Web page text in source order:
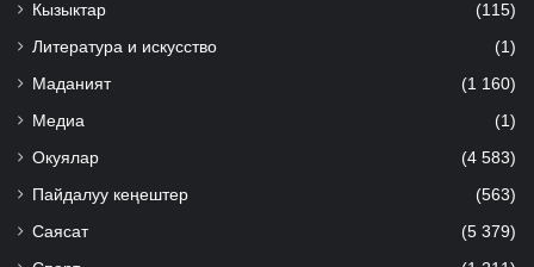
Кызыктар (115)
Литература и искусство (1)
Маданият (1 160)
Медиа (1)
Окуялар (4 583)
Пайдалуу кеңештер (563)
Саясат (5 379)